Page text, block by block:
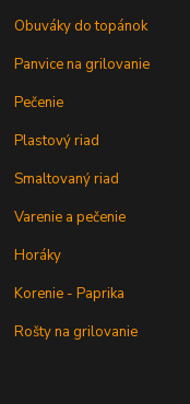
Obuváky do topánok
Panvice na grilovanie
Pečenie
Plastový riad
Smaltovaný riad
Varenie a pečenie
Horáky
Korenie - Paprika
Rošty na grilovanie